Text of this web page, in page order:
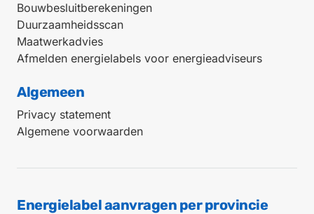
Bouwbesluitberekeningen
Duurzaamheidsscan
Maatwerkadvies
Afmelden energielabels voor energieadviseurs
Algemeen
Privacy statement
Algemene voorwaarden
Energielabel aanvragen per provincie